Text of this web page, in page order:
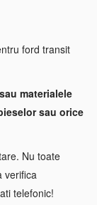
ford transit
materialele
sau orice
Nu toate
verifica
telefonic!